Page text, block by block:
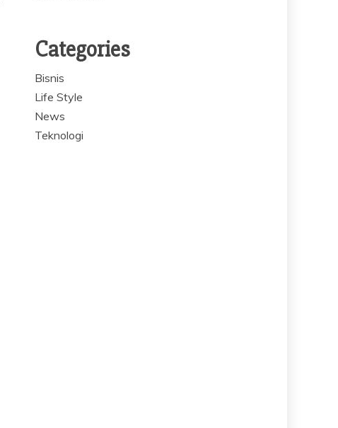
Categories
Bisnis
Life Style
News
Teknologi